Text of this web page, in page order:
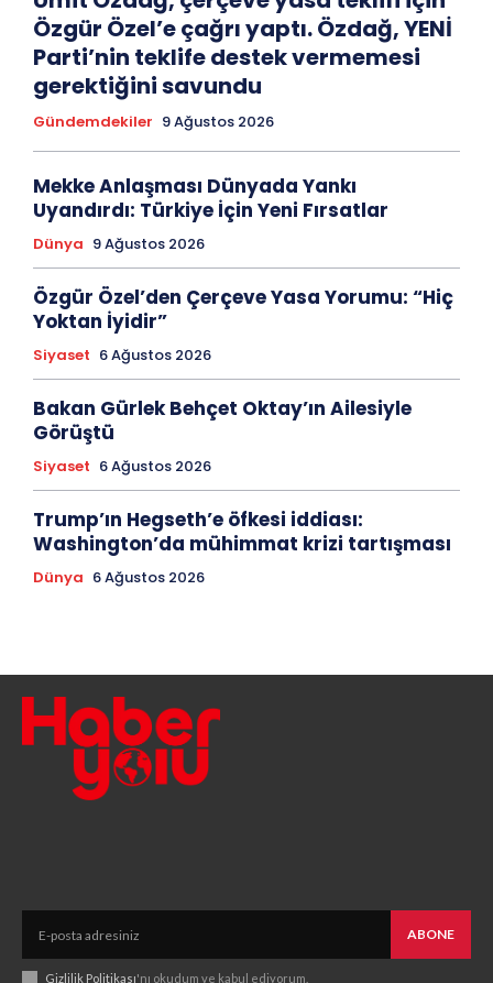
Özgür Özel’e çağrı yaptı. Özdağ, YENİ
Parti’nin teklife destek vermemesi
gerektiğini savundu
Gündemdekiler 9 Ağustos 2026
Mekke Anlaşması Dünyada Yankı
Uyandırdı: Türkiye İçin Yeni Fırsatlar
Dünya 9 Ağustos 2026
Özgür Özel’den Çerçeve Yasa Yorumu: “Hiç
Yoktan İyidir”
Siyaset 6 Ağustos 2026
Bakan Gürlek Behçet Oktay’ın Ailesiyle
Görüştü
Siyaset 6 Ağustos 2026
Trump’ın Hegseth’e öfkesi iddiası:
Washington’da mühimmat krizi tartışması
Dünya 6 Ağustos 2026
ABONE
Gizlilik Politikası'nı okudum ve kabul ediyorum.